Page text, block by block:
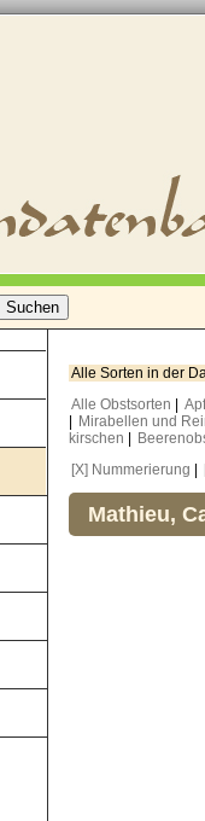
Alle Sorten in der
Alle Obstsorten
Mirabellen und
kirschen
[X] Nummerierung
Mathieu,